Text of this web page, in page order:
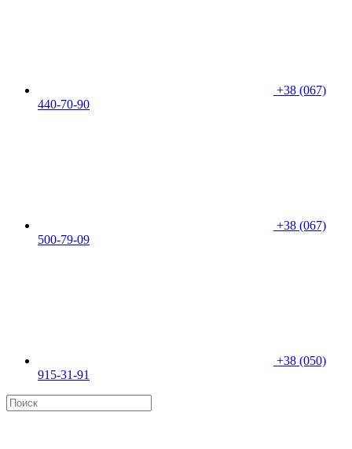
+38 (067)
440-70-90
+38 (067)
500-79-09
+38 (050)
915-31-91